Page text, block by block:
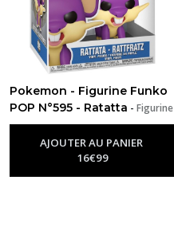
Pokemon - Figurine Funko
POP N°595 - Ratatta - Figurine
Funko Pop Pokemon
AJOUTER AU PANIER
16€99